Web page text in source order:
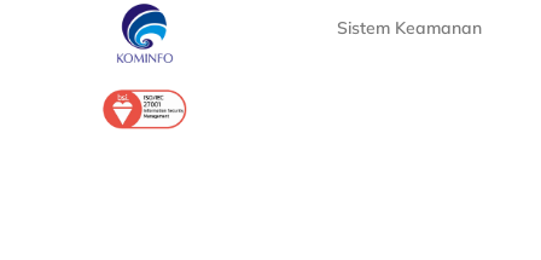
Sistem Keamanan